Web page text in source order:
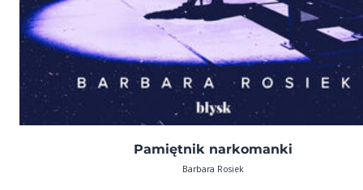
Pamiętnik narkomanki
Barbara Rosiek